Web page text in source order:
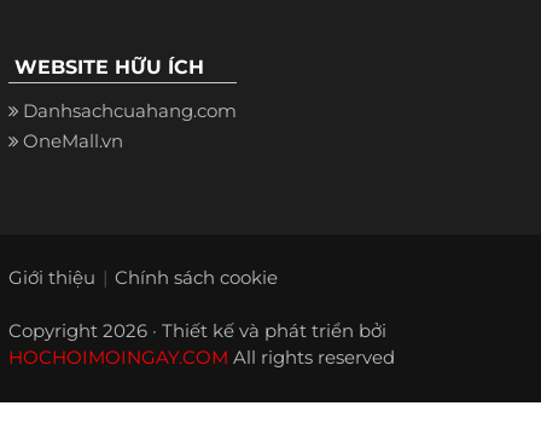
WEBSITE HỮU ÍCH
Danhsachcuahang.com
OneMall.vn
Giới thiệu Chính sách cookie
Copyright 2026 · Thiết kế và phát triển bởi
HOCHOIMOINGAY.COM All rights reserved